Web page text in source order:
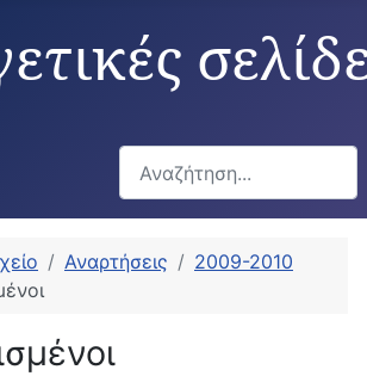
Αναζήτηση...
Αναρτήσεις
2009-2010